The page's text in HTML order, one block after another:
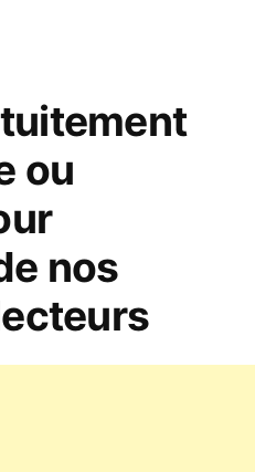
»
Châtellerault,
un
concept
et
convivial
ou
nos